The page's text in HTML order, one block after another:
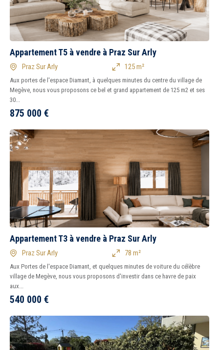
Appartement T5 à vendre à Praz Sur Arly
Praz Sur Arly 125 m²
Aux portes de l'espace Diamant, à quelques minutes du centre du village de
Megève, nous vous proposons ce bel et grand appartement de 125 m2 et ses
30...
875 000 €
Appartement T3 à vendre à Praz Sur Arly
Praz Sur Arly 78 m²
Aux Portes de l'espace Diamant, et quelques minutes de voiture du célèbre
village de Megève, nous vous proposons d'investir dans ce havre de paix
aux...
540 000 €